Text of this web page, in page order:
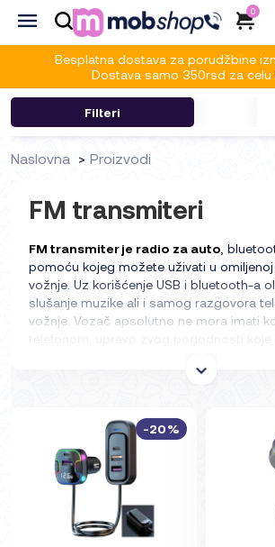
0
Besplatna dostava za porudžbine
Dostava samo 350rsd za celu
Filteri
Naslovna Proizvodi
FM transmiteri
FM transmiter je radio za auto ,
pomoću kojeg možete uživati u
vožnje. Uz korišćenje USB i bluetooth-a
slušanje muzike ali i samog razgovora
vožnje. Vozač apsolutno ne mora imati
-20%